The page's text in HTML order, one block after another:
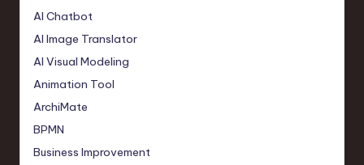
AI Chatbot
AI Image Translator
AI Visual Modeling
Animation Tool
ArchiMate
BPMN
Business Improvement